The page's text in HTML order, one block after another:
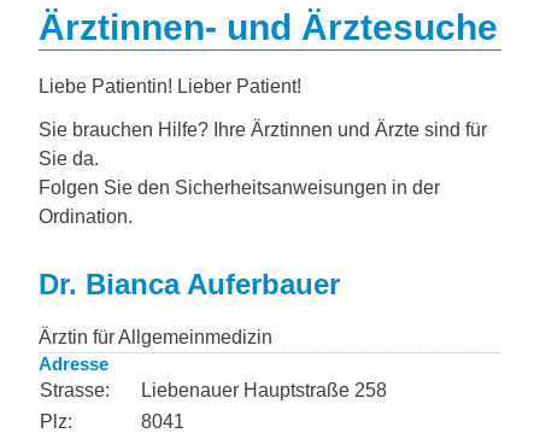
Ärztinnen- und Ärztesuche
Liebe Patientin! Lieber Patient!
Sie brauchen Hilfe? Ihre Ärztinnen und Ärzte sind für
Sie da.
Folgen Sie den Sicherheitsanweisungen in der
Ordination.
Dr. Bianca Auferbauer
Ärztin für Allgemeinmedizin
Adresse
Strasse:
Liebenauer Hauptstraße 258
Plz:
8041